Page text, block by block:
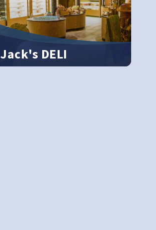
Jack's DELI